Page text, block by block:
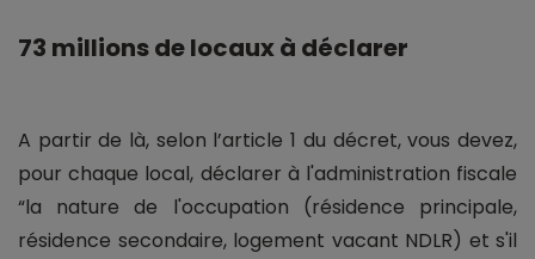
73 millions de locaux à déclarer
A partir de là, selon l’article 1 du décret, vous devez,
pour chaque local, déclarer à l'administration fiscale
“la nature de l'occupation (résidence principale,
résidence secondaire, logement vacant NDLR) et s'il